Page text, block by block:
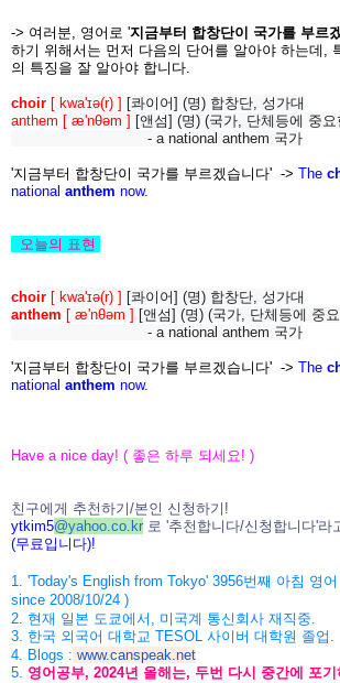
-> 여러분, 영어로 '지금부터 합창단이 국가를 부르
하기 위해서는 먼저 다음의 단어를 알아야 하는데,
의 특징을 잘 알아야 합니다.
choir [ kwa'ɪə(r) ] [콰이어] (명) 합창단, 성가대
anthem [ æ'nθəm ] [앤섬] (명) (국가, 단체등에 중
- a national anthem 국가
'지금부터 합창단이 국가를 부르겠습니다' -> The
national anthem now.
오늘의 표현
choir [ kwa'ɪə(r) ] [콰이어] (명) 합창단, 성가대
anthem [ æ'nθəm ] [앤섬] (명) (국가, 단체등에 중
- a national anthem 국가
'지금부터 합창단이 국가를 부르겠습니다' -> The
national anthem now.
Have a nice day! ( 좋은 하루 되세요 ! )
친구에게 추천하기/본인 신청하기 !
ytkim5@yahoo.co.kr 로 '추천합니다/신청 합니다'라
(무료입니다)!
1. 'Today's English from Tokyo' 3956번째 아침 영어
since 2008/10/24 )
2. 현재 일본 도쿄에서 미국계 통신회사 재직중
3. 한국 외국어 대학교 TESOL 사이버 대학원 졸업
4. Blogs : www.canspeak.net
5. 영어공부, 2024년 올해는, 두번 다시 중간에 포기